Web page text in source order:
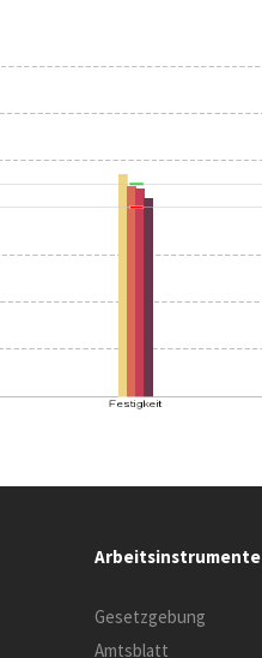
Arbeitsinstrumente
Gesetzgebung
Amtsblatt